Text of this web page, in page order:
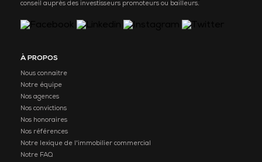
conseil auprès des investisseurs promoteurs ou bailleurs.
À PROPOS
Nous connaitre
Notre équipe
Nos agences
Nos convictions
Nos honoraires
Nos références
Notre lexique de l'immobilier commercial
Notre FAQ